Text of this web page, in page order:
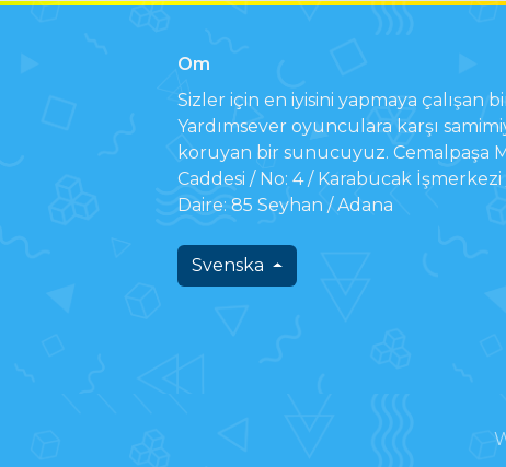
Om
Sizler için en iyisini yapmaya çalışan
Yardımsever oyunculara karşı
koruyan bir sunucuyuz. Cemalpaşa
Caddesi / No: 4 / Karabucak
Daire: 85 Seyhan / Adana
Svenska